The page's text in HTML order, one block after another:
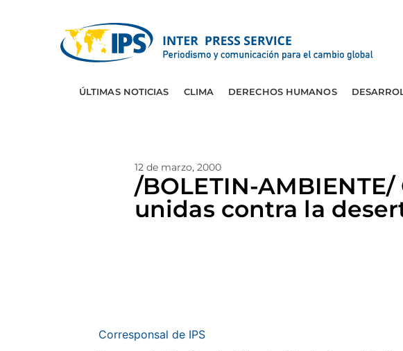
ÚLTIMAS NOTICIAS CLIMA DERECHOS HUMANOS
12 de marzo, 2000
/BOLETIN-
unidas contra la
Corresponsal de IPS